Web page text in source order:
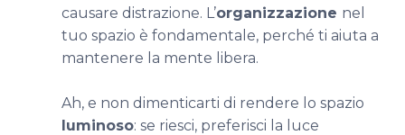
causare distrazione. L’organizzazione nel
tuo spazio è fondamentale, perché ti aiuta a
mantenere la mente libera.
Ah, e non dimenticarti di rendere lo spazio
luminoso: se riesci, preferisci la luce